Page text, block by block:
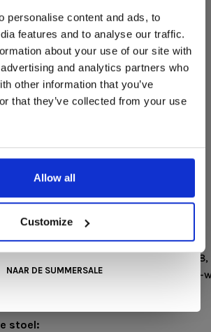
personalise content and ads, to
features and to analyse our traffic.
about your use of our site with
and analytics partners who
other information that you’ve
that they’ve collected from your use
Allow all
Customize
Re-wool 198, Cognac: Re-wool
Blauw: Re-wool 758, mintgroen: Re-
stoel:
vind je een uitgebreide selectie
gerenommeerde Nederlandse en Europese
andere showroommodellen vanHarvink,
,Sculptures JeuxenArtisanzijn nu extra
Profiteer van unieke aanbiedingen zolang
de voorraad strekt!
Ook dan krijgt u een vriendelijke
naar wens samen te stellen, met de
mag verwachten.
showroom, doe inspiratie op en ontdek de
tijdens de
Summer Sale van Snip
. De koffie of thee staat voor je klaar!
NAAR DE SUMMERSALE